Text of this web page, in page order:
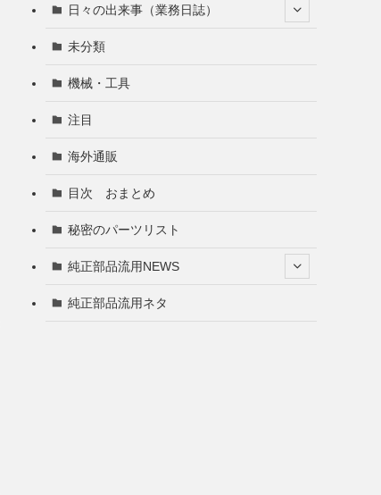
日々の出来事（業務日誌）
未分類
機械・工具
注目
海外通販
目次 おまとめ
秘密のパーツリスト
純正部品流用NEWS
純正部品流用ネタ